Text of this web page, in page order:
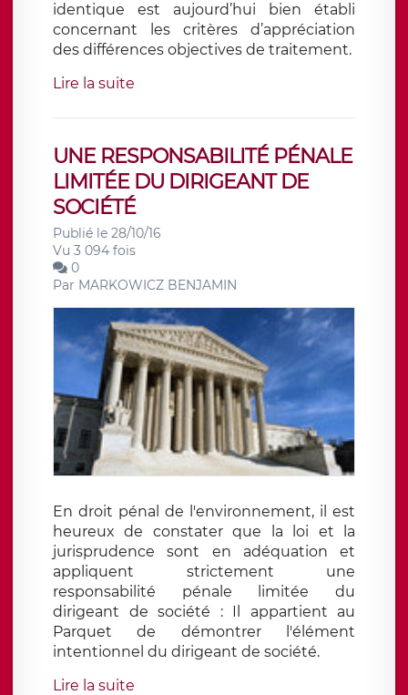
identique est aujourd’hui bien établi
concernant les critères d’appréciation
des différences objectives de traitement.
Lire la suite
UNE RESPONSABILITÉ PÉNALE
LIMITÉE DU DIRIGEANT DE
SOCIÉTÉ
Publié le 28/10/16
Vu 3 094 fois
0
Par MARKOWICZ BENJAMIN
En droit pénal de l'environnement, il est
heureux de constater que la loi et la
jurisprudence sont en adéquation et
appliquent strictement une
responsabilité pénale limitée du
dirigeant de société : Il appartient au
Parquet de démontrer l'élément
intentionnel du dirigeant de société.
Lire la suite